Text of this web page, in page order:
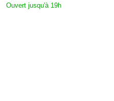
Ouvert jusqu'à 19h